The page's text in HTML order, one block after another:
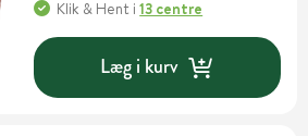
Klik & Hent i13 centre
Læg i kurv